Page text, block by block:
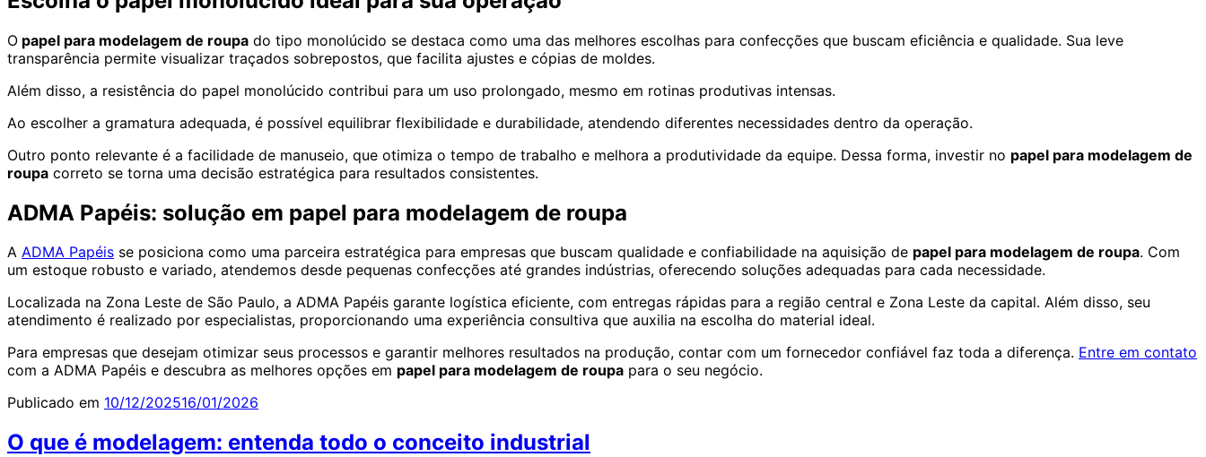
O papel para modelagem de roupa do tipo monolúcido se destaca como uma das melhores escolhas para confecções que buscam eficiência e qualidade. Sua leve
transparência permite visualizar traçados sobrepostos, que facilita ajustes e cópias de moldes.
Além disso, a resistência do papel monolúcido contribui para um uso prolongado, mesmo em rotinas produtivas intensas.
Ao escolher a gramatura adequada, é possível equilibrar flexibilidade e durabilidade, atendendo diferentes necessidades dentro da operação.
Outro ponto relevante é a facilidade de manuseio, que otimiza o tempo de trabalho e melhora a produtividade da equipe. Dessa forma, investir no papel para modelagem de
roupa correto se torna uma decisão estratégica para resultados consistentes.
ADMA Papéis: solução em papel para modelagem de roupa
A ADMA Papéis se posiciona como uma parceira estratégica para empresas que buscam qualidade e confiabilidade na aquisição de papel para modelagem de roupa. Com
um estoque robusto e variado, atendemos desde pequenas confecções até grandes indústrias, oferecendo soluções adequadas para cada necessidade.
Localizada na Zona Leste de São Paulo, a ADMA Papéis garante logística eficiente, com entregas rápidas para a região central e Zona Leste da capital. Além disso, seu
atendimento é realizado por especialistas, proporcionando uma experiência consultiva que auxilia na escolha do material ideal.
Para empresas que desejam otimizar seus processos e garantir melhores resultados na produção, contar com um fornecedor confiável faz toda a diferença. Entre em contato
com a ADMA Papéis e descubra as melhores opções em papel para modelagem de roupa para o seu negócio.
Publicado em 10/12/202516/01/2026
O que é modelagem: entenda todo o conceito industrial